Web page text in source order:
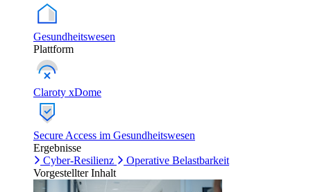
Gesundheitswesen
Plattform
Claroty xDome
Secure Access im Gesundheitswesen
Ergebnisse
Cyber-Resilienz
Operative Belastbarkeit
Vorgestellter Inhalt